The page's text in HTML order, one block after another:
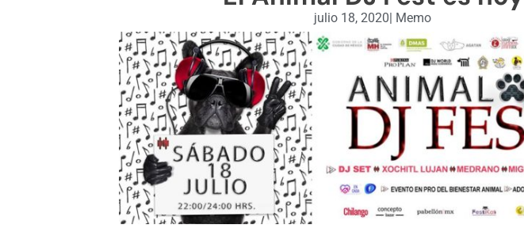
julio 18, 2020 Memo